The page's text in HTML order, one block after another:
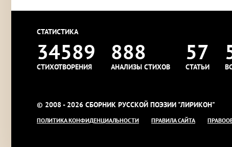
СТАТИСТИКА
34589
СТИХОТВОРЕНИЯ
888
АНАЛИЗЫ СТИХОВ
57
СТАТЬИ
© 2008 - 2026 СБОРНИК РУССКОЙ ПОЭЗИИ "ЛИРИКОН"
ПОЛИТИКА КОНФИДЕНЦИАЛЬНОСТИ ПРАВИЛА САЙТА